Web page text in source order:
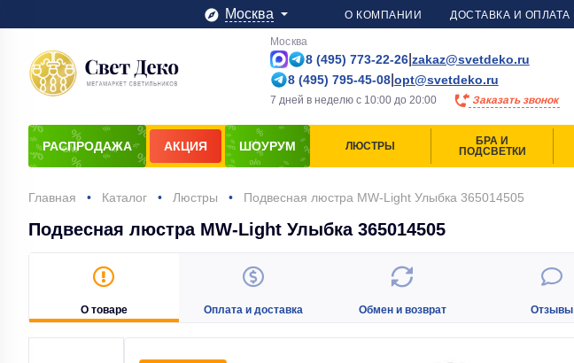
Москва О КОМПАНИИ ДОСТАВКА И ОПЛАТА
Москва
8 (495) 773-22-26| zakaz@svetdeko.ru
8 (495) 795-45-08| opt@svetdeko.ru
7 дней в неделю с 10:00 до 20:00 Заказать звонок
РАСПРОДАЖА АКЦИЯ ШОУРУМ ЛЮСТРЫ
БРА И
ПОДСВЕТКИ
Главная Каталог Люстры Подвесная люстра MW-Light Улыбка 365014505
Подвесная люстра MW-Light Улыбка 365014505
О товаре Оплата и доставка Обмен и возврат Отзывы